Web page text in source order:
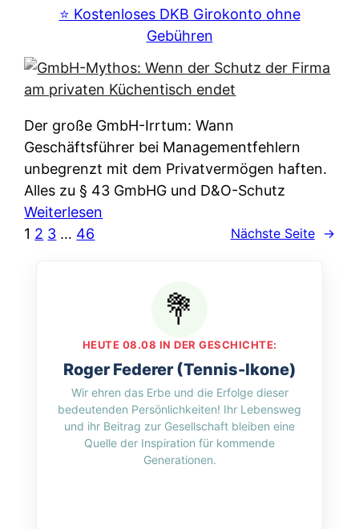
s
i
c
h
e
t
n
w
i
r
d
n
w
l
c
h
e
n
r
n
f
u
n
e
r
k
l
ä
u
&
O
n
l
⭐️ Kostenloses DKB Girokonto ohne
Gebühren
Der große GmbH-Irrtum: Wann
Geschäftsführer bei Managementfehlern
unbegrenzt mit dem Privatvermögen haften.
Alles zu § 43 GmbHG und D&O-Schutz
Weiterlesen
M
y
h
o
s
1 2 3 … 46 Nächste Seite →
HEUTE 08.08 IN DER GESCHICHTE:
Roger Federer (Tennis-Ikone)
Wir ehren das Erbe und die Erfolge dieser
bedeutenden Persönlichkeiten! Ihr Lebensweg
und ihr Beitrag zur Gesellschaft bleiben eine
Quelle der Inspiration für kommende
Generationen.